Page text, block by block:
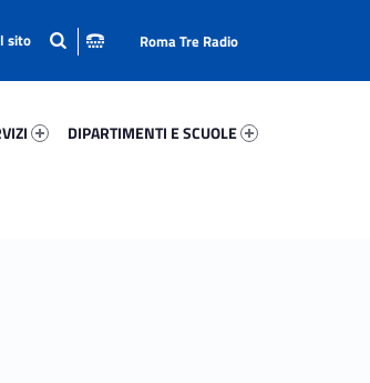
DIPARTIMENTI E SCUOLE
Roma Tre Radio